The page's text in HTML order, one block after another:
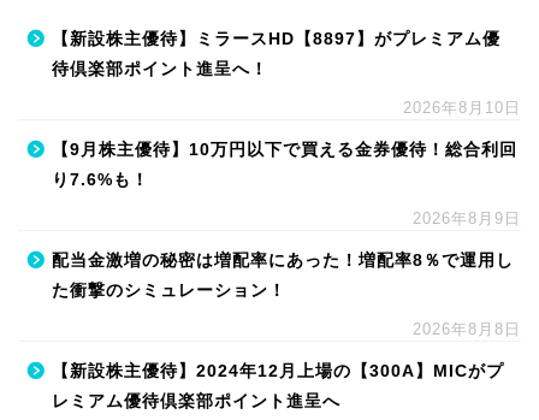
【新設株主優待】ミラースHD【8897】がプレミアム優
待倶楽部ポイント進呈へ！
2026年8月10日
【9月株主優待】10万円以下で買える金券優待！総合利回
り7.6%も！
2026年8月9日
配当金激増の秘密は増配率にあった！増配率8％で運用し
た衝撃のシミュレーション！
2026年8月8日
【新設株主優待】2024年12月上場の【300A】MICがプ
レミアム優待倶楽部ポイント進呈へ